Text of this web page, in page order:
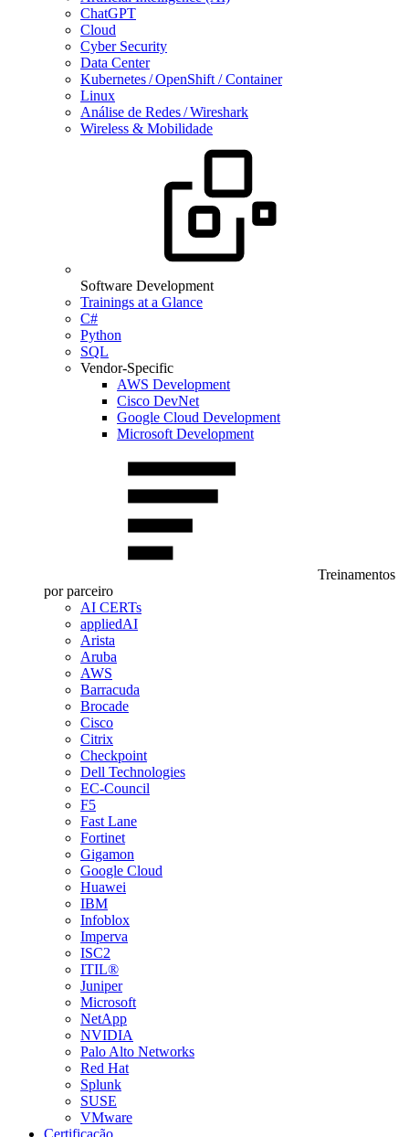
ChatGPT
Cloud
Cyber Security
Data Center
Kubernetes / OpenShift / Container
Linux
Análise de Redes / Wireshark
Wireless & Mobilidade
Software Development
Trainings at a Glance
C#
Python
SQL
Vendor-Specific
AWS Development
Cisco DevNet
Google Cloud Development
Microsoft Development
Treinamentos
por parceiro
AI CERTs
appliedAI
Arista
Aruba
AWS
Barracuda
Brocade
Cisco
Citrix
Checkpoint
Dell Technologies
EC-Council
F5
Fast Lane
Fortinet
Gigamon
Google Cloud
Huawei
IBM
Infoblox
Imperva
ISC2
ITIL®
Juniper
Microsoft
NetApp
NVIDIA
Palo Alto Networks
Red Hat
Splunk
SUSE
VMware
Certificação